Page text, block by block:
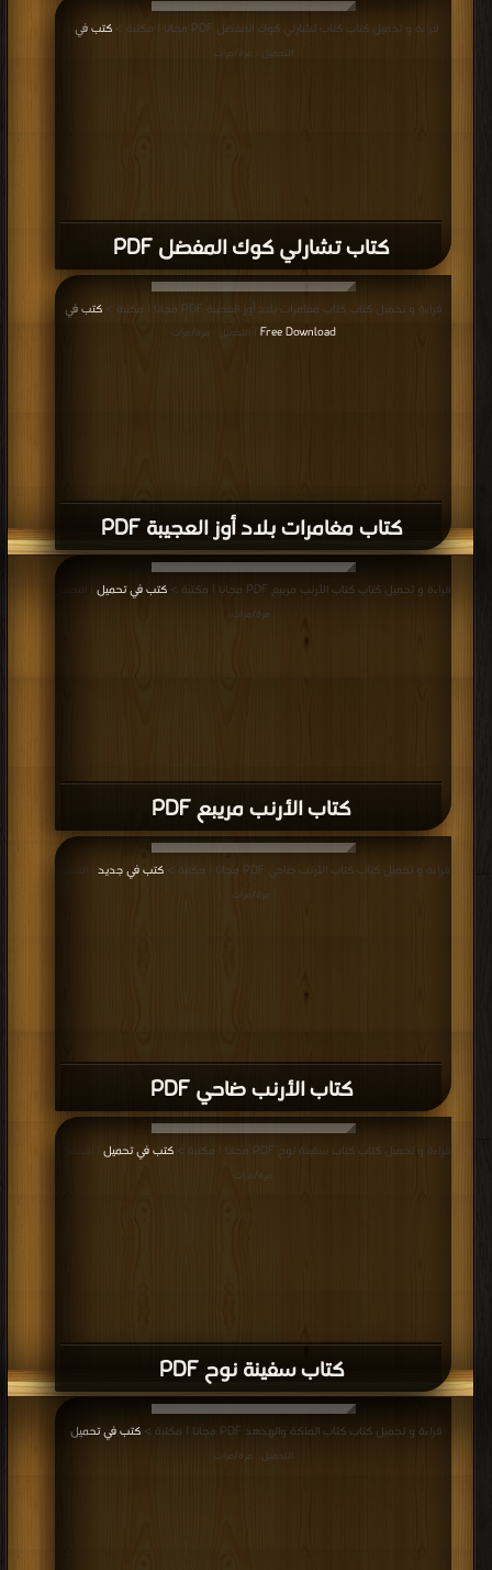
كتاب تشارلي كوك المفضل PDF
قراءة و تحميل كتاب كتاب تشارلي كوك المفضل PDF مجانا | مكتبة > كتب في
التحميل : مرة/مرات
كتاب مغامرات بلاد أوز العجيبة PDF
قراءة و تحميل كتاب كتاب مغامرات بلاد أوز العجيبة PDF مجانا | مكتبة >
كتب في
Free Download | التحميل : مرة/مرات
كتاب الأرنب مريبع PDF
قراءة و تحميل كتاب كتاب الأرنب مريبع PDF مجانا | مكتبة > كتب في تحميل
: مرة/مرات
كتاب الأرنب ضاحي PDF
قراءة و تحميل كتاب كتاب الأرنب ضاحي PDF مجانا | مكتبة > كتب في جديد
: مرة/مرات
كتاب سفينة نوح PDF
قراءة و تحميل كتاب كتاب سفينة نوح PDF مجانا | مكتبة > كتب في تحميل
مرة/مرات
قراءة و تحميل كتاب كتاب الملكة والهدهد PDF مجانا | مكتبة > كتب في تحميل
التحميل : مرة/مرات